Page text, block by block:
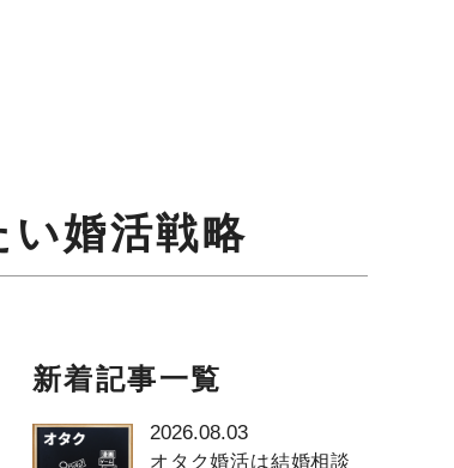
婚活戦略
新着記事一覧
2026.08.03
オタク婚活は結婚相談